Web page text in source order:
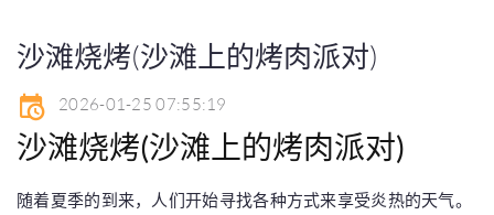
沙滩烧烤(沙滩上的烤肉派对)
2026-01-25 07:55:19
沙滩烧烤(沙滩上的烤肉派对)
随着夏季的到来，人们开始寻找各种方式来享受炎热的天气。